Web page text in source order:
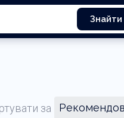
Знайти
за